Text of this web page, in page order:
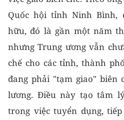
Quốc hội tỉnh Ninh Bình,
hữu, đó là gần một năm
nhưng Trung ương vẫn
chế cho các tỉnh, thành
đang phải "tạm giao" biên
lương. Điều này tạo tâm
trong việc tuyển dụng,